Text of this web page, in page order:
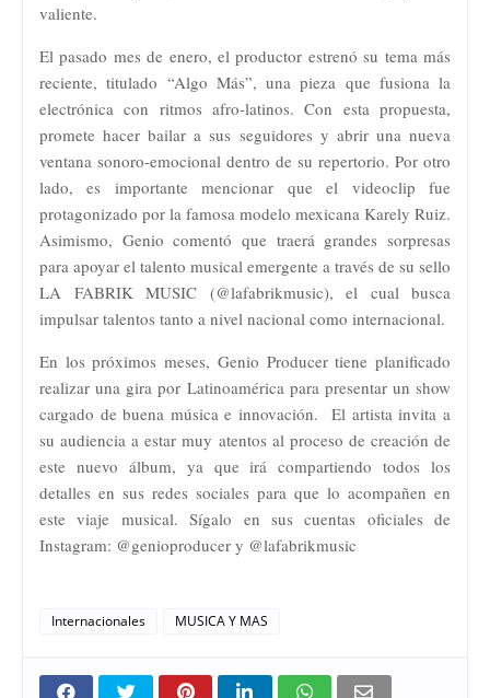
valiente.
El pasado mes de enero, el productor estrenó su tema más
reciente, titulado “Algo Más”, una pieza que fusiona la
electrónica con ritmos afro-latinos. Con esta propuesta,
promete hacer bailar a sus seguidores y abrir una nueva
ventana sonoro-emocional dentro de su repertorio. Por otro
lado, es importante mencionar que el videoclip fue
protagonizado por la famosa modelo mexicana Karely Ruiz.
Asimismo, Genio comentó que traerá grandes sorpresas
para apoyar el talento musical emergente a través de su sello
LA FABRIK MUSIC (@lafabrikmusic), el cual busca
impulsar talentos tanto a nivel nacional como internacional.
En los próximos meses, Genio Producer tiene planificado
realizar una gira por Latinoamérica para presentar un show
cargado de buena música e innovación. El artista invita a
su audiencia a estar muy atentos al proceso de creación de
este nuevo álbum, ya que irá compartiendo todos los
detalles en sus redes sociales para que lo acompañen en
este viaje musical. Sígalo en sus cuentas oficiales de
Instagram: @genioproducer y @lafabrikmusic
Internacionales MUSICA Y MAS